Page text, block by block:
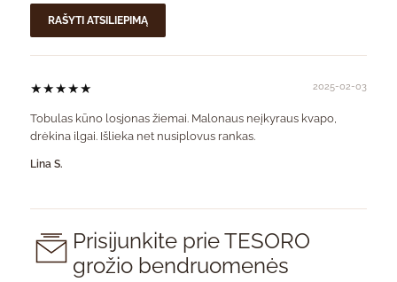
RAŠYTI ATSILIEPIMĄ
★★★★★ 2025-02-03
Tobulas kūno losjonas žiemai. Malonaus neįkyraus kvapo,
drėkina ilgai. Išlieka net nusiplovus rankas.
Lina S.
Prisijunkite prie TESORO
grožio bendruomenės